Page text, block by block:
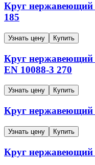
Круг нержавеющий
185
Узнать цену Купить
Круг нержавеющий
EN 10088-3 270
Узнать цену Купить
Круг нержавеющий
Узнать цену Купить
Круг нержавеющий